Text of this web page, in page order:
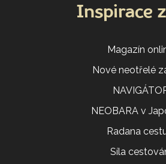
Inspirace
Magazín
Nové neotřelé
NEOBARA v
Radana
Síla